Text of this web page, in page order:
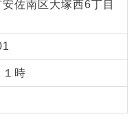
佐南区大塚西6丁目
１時